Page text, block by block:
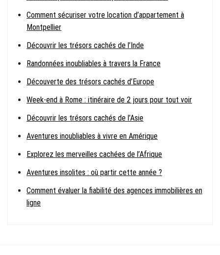
Comment sécuriser votre location d’appartement à
Montpellier
Découvrir les trésors cachés de l’Inde
Randonnées inoubliables à travers la France
Découverte des trésors cachés d’Europe
Week-end à Rome : itinéraire de 2 jours pour tout voir
Découvrir les trésors cachés de l’Asie
Aventures inoubliables à vivre en Amérique
Explorez les merveilles cachées de l’Afrique
Aventures insolites : où partir cette année ?
Comment évaluer la fiabilité des agences immobilières en
ligne